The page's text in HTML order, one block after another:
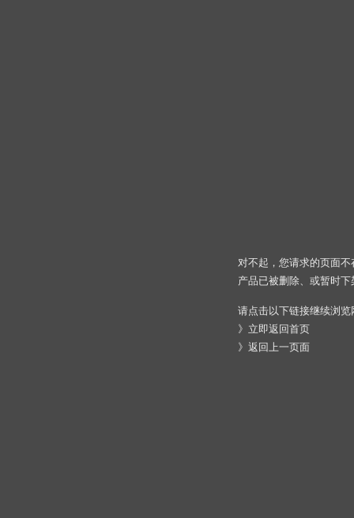
对不起，您请求的页面
产品已被删除、或暂时下
请点击以下链接继续浏览
》 立即返回首页
》 返回上一页面